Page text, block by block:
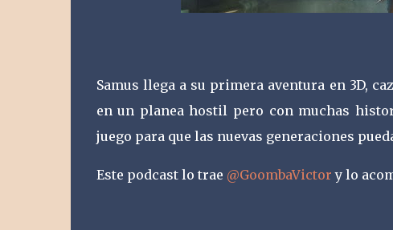
Samus llega a su primera aventura en 3D,
en un planea hostil pero con muchas
juego para que las nuevas generaciones
Este podcast lo trae @GoombaVictor y lo